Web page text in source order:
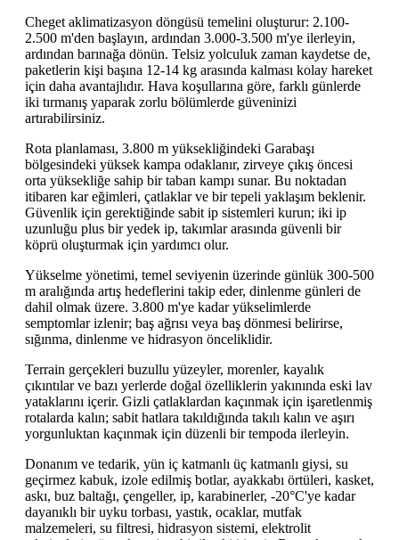
Cheget aklimatizasyon döngüsü temelini oluşturur: 2.100-
2.500 m'den başlayın, ardından 3.000-3.500 m'ye ilerleyin,
ardından barınağa dönün. Telsiz yolculuk zaman kaydetse de,
paketlerin kişi başına 12-14 kg arasında kalması kolay hareket
için daha avantajlıdır. Hava koşullarına göre, farklı günlerde
iki tırmanış yaparak zorlu bölümlerde güveninizi
artırabilirsiniz.
Rota planlaması, 3.800 m yüksekliğindeki Garabaşı
bölgesindeki yüksek kampa odaklanır, zirveye çıkış öncesi
orta yüksekliğe sahip bir taban kampı sunar. Bu noktadan
itibaren kar eğimleri, çatlaklar ve bir tepeli yaklaşım beklenir.
Güvenlik için gerektiğinde sabit ip sistemleri kurun; iki ip
uzunluğu plus bir yedek ip, takımlar arasında güvenli bir
köprü oluşturmak için yardımcı olur.
Yükselme yönetimi, temel seviyenin üzerinde günlük 300-500
m aralığında artış hedeflerini takip eder, dinlenme günleri de
dahil olmak üzere. 3.800 m'ye kadar yükselimlerde
semptomlar izlenir; baş ağrısı veya baş dönmesi belirirse,
sığınma, dinlenme ve hidrasyon önceliklidir.
Terrain gerçekleri buzullu yüzeyler, morenler, kayalık
çıkıntılar ve bazı yerlerde doğal özelliklerin yakınında eski lav
yataklarını içerir. Gizli çatlaklardan kaçınmak için işaretlenmiş
rotalarda kalın; sabit hatlara takıldığında takılı kalın ve aşırı
yorgunluktan kaçınmak için düzenli bir tempoda ilerleyin.
Donanım ve tedarik, yün iç katmanlı üç katmanlı giysi, su
geçirmez kabuk, izole edilmiş botlar, ayakkabı örtüleri, kasket,
askı, buz baltağı, çengeller, ip, karabinerler, -20°C'ye kadar
dayanıklı bir uyku torbası, yastık, ocaklar, mutfak
malzemeleri, su filtresi, hidrasyon sistemi, elektrolit